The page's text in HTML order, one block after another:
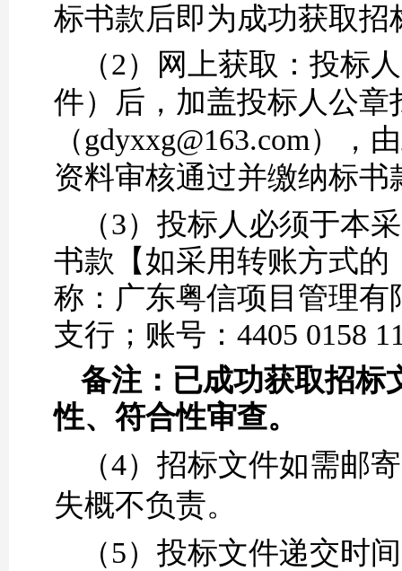
标书款后即为成功获取招
（2） 网上获取： 投标人
件）后，加盖投标人公
（gdyxxg@163.com），
资料审核通过并缴纳标
（3）投标人必须于本
书款【如采用转账方式的
称：广东粤信项目管理
支行；账号： 4405 0158
备注：已成功获取招标
性、符合性审查。
（4）招标文件如需邮
失概不负责。
（5）投标文件递交时